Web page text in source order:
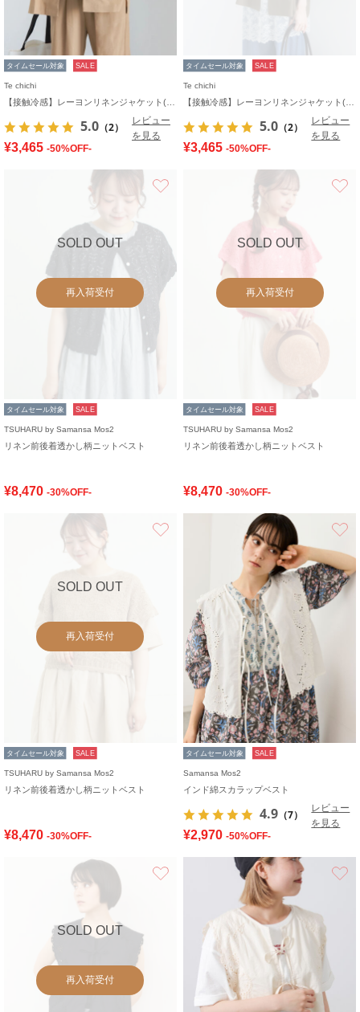
タイムセール対象 SALE
Te chichi
5.0 （2）
レビュー
を見る
¥3,465 -50%OFF-
タイムセール対象 SALE
Te chichi
5.0 （2）
レビュー
を見る
¥3,465 -50%OFF-
SOLD OUT
再入荷受付
タイムセール対象 SALE
TSUHARU by Samansa Mos2
リネン前後着透かし柄ニットベスト
¥8,470 -30%OFF-
SOLD OUT
再入荷受付
タイムセール対象 SALE
TSUHARU by Samansa Mos2
リネン前後着透かし柄ニットベスト
¥8,470 -30%OFF-
SOLD OUT
再入荷受付
タイムセール対象 SALE
TSUHARU by Samansa Mos2
リネン前後着透かし柄ニットベスト
¥8,470 -30%OFF-
タイムセール対象 SALE
Samansa Mos2
インド綿スカラップベスト
4.9 （7）
レビュー
を見る
¥2,970 -50%OFF-
SOLD OUT
再入荷受付